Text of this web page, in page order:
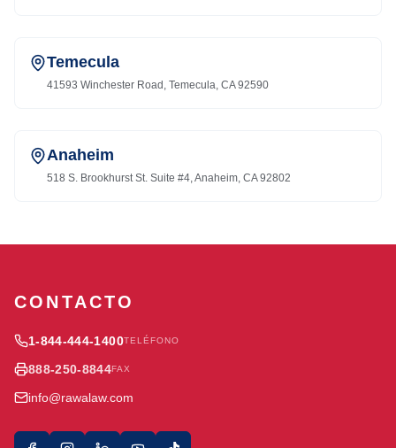
Temecula
41593 Winchester Road, Temecula, CA 92590
Anaheim
518 S. Brookhurst St. Suite #4, Anaheim, CA 92802
CONTACTO
1-844-444-1400TELÉFONO
888-250-8844FAX
info@rawalaw.com